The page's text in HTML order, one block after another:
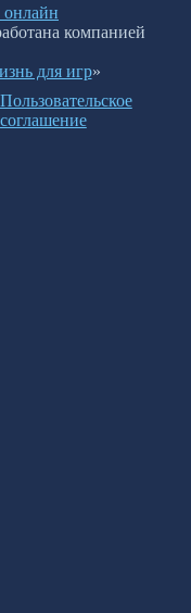
онлайн
компанией
для игр»
Пользовательское
соглашение